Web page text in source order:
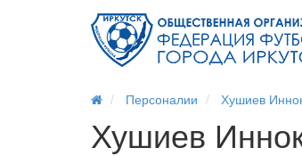
Персоналии Хушиев
Хушиев